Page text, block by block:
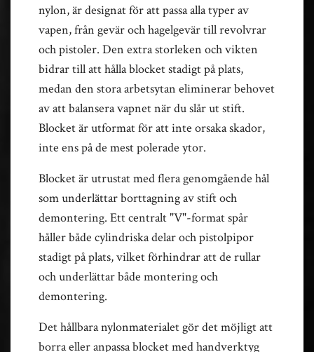
nylon, är designat för att passa alla typer av
vapen, från gevär och hagelgevär till revolvrar
och pistoler. Den extra storleken och vikten
bidrar till att hålla blocket stadigt på plats,
medan den stora arbetsytan eliminerar behovet
av att balansera vapnet när du slår ut stift.
Blocket är utformat för att inte orsaka skador,
inte ens på de mest polerade ytor.
Blocket är utrustat med flera genomgående hål
som underlättar borttagning av stift och
demontering. Ett centralt "V"-format spår
håller både cylindriska delar och pistolpipor
stadigt på plats, vilket förhindrar att de rullar
och underlättar både montering och
demontering.
Det hållbara nylonmaterialet gör det möjligt att
borra eller anpassa blocket med handverktyg